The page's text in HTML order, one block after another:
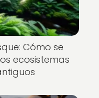
Cómo se
ecosistemas